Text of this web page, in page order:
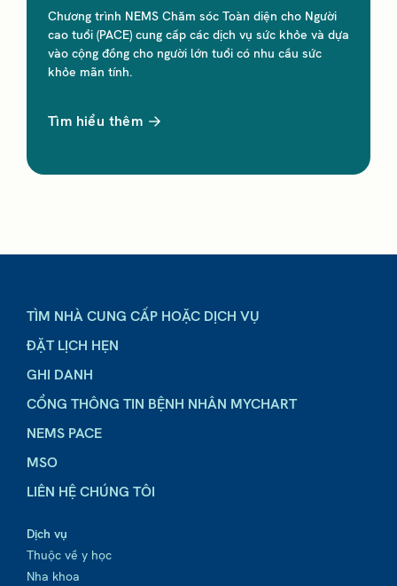
Chương trình NEMS Chăm sóc Toàn diện cho Người
cao tuổi (PACE) cung cấp các dịch vụ sức khỏe và dựa
vào cộng đồng cho người lớn tuổi có nhu cầu sức
khỏe mãn tính.
Tìm hiểu thêm
TÌM NHÀ CUNG CẤP HOẶC DỊCH VỤ
ĐẶT LỊCH HẸN
GHI DANH
CỔNG THÔNG TIN BỆNH NHÂN MYCHART
NEMS PACE
MSO
LIÊN HỆ CHÚNG TÔI
Dịch vụ
Thuộc về y học
Nha khoa